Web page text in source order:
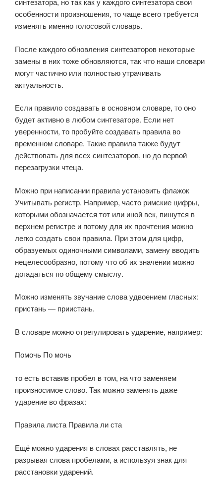
особенности произношения, то чаще всего требуется
изменять именно голосовой словарь.
После каждого обновления синтезаторов некоторые
замены в них тоже обновляются, так что наши словари
могут частично или полностью утрачивать
актуальность.
Если правило создавать в основном словаре, то оно
будет активно в любом синтезаторе. Если нет
уверенности, то пробуйте создавать правила во
временном словаре. Такие правила также будут
действовать для всех синтезаторов, но до первой
перезагрузки чтеца.
Можно при написании правила установить флажок
Учитывать регистр. Например, часто римские цифры,
которыми обозначается тот или иной век, пишутся в
верхнем регистре и потому для их прочтения можно
легко создать свои правила. При этом для цифр,
образуемых одиночными символами, замену вводить
нецелесообразно, потому что об их значении можно
догадаться по общему смыслу.
Можно изменять звучание слова удвоением гласных:
пристань — приистань.
В словаре можно отрегулировать ударение, например:
Помочь По мочь
то есть вставив пробел в том, на что заменяем
произносимое слово. Так можно заменять даже
ударение во фразах:
Правила листа Правила ли ста
Ещё можно ударения в словах расставлять, не
разрывая слова пробелами, а используя знак для
расстановки ударений.